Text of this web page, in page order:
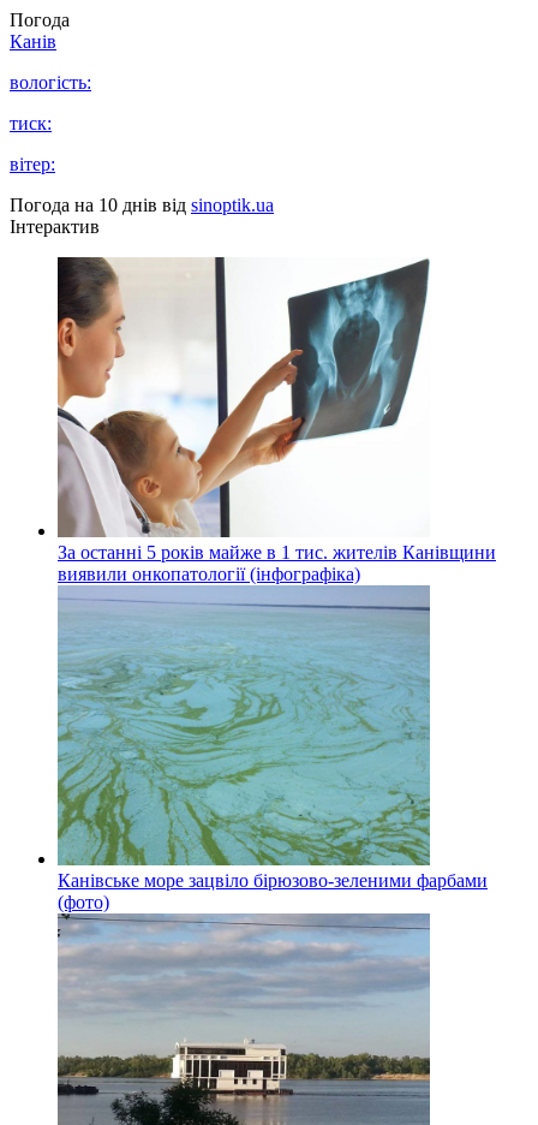
Погода
Канів
вологість:
тиск:
вітер:
Погода на 10 днів від sinoptik.ua
Інтерактив
За останні 5 років майже в 1 тис. жителів Канівщини
виявили онкопатології (інфографіка)
Канівське море зацвіло бірюзово-зеленими фарбами
(фото)